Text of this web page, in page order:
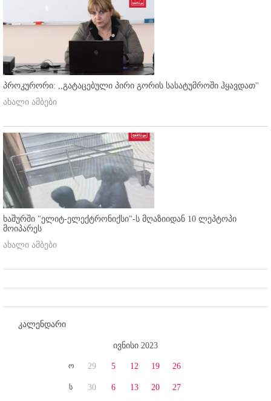
პროკურორი: ,,გატაცებული პირი გორის სასატუმროში ჰყავდათ''
ახალი ამბები
ხაშურში "ელიტ-ელექტრონიქსი"-ს მღაზიიდან 10 ლეპტოპი
მოიპარეს
ახალი ამბები
კალენდარი
ივნისი 2023
ო
ს
29
30
5
6
12
13
19
20
26
27